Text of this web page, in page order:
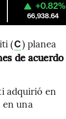
+0.82%
66,938.64
(C) planea
de acuerdo
adquirió en
una